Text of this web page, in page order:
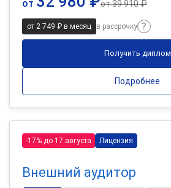
от от39 910 ₽
от 2 749 ₽ в месяц в рассрочку
Получить диплом
Подробнее
-17% до 17 августа Лицензия
Внешний аудитор